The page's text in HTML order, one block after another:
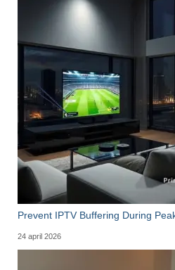
Prevent IPTV Buffering During
24 april 2026